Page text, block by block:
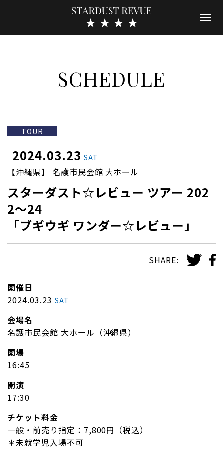
SCHEDULE
TOUR
2024.03.23 SAT
【沖縄県】 名護市民会館 大ホール
スターダスト☆レビュー ツアー 202
2～24
「ブギウギ ワンダー☆レビュー」
SHARE:
開催日
2024.03.23 SAT
会場名
名護市民会館 大ホール（沖縄県）
開場
16:45
開演
17:30
チケット料金
一般・前売り指定：7,800円（税込）
＊未就学児入場不可